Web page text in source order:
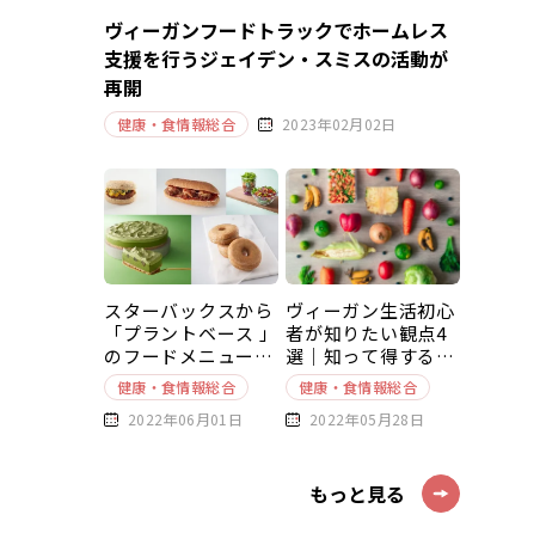
ヴィーガンフードトラックでホームレス
支援を行うジェイデン・スミスの活動が
再開
健康・食情報総合 2023年02月02日
スターバックスから
「プラントベース 」
のフードメニューが
新発売
健康・食情報総合
2022年06月01日
ヴィーガン生活初心
者が知りたい観点4
選｜知って得する豆
知識～基本編～
健康・食情報総合
2022年05月28日
もっと見る